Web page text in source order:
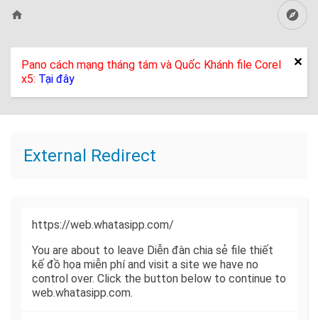
Pano cách mạng tháng tám và Quốc Khánh file Corel
x5: Tại đây
External Redirect
https://web.whatasipp.com/
You are about to leave Diễn đàn chia sẻ file thiết
kế đồ họa miễn phí and visit a site we have no
control over. Click the button below to continue to
web.whatasipp.com.